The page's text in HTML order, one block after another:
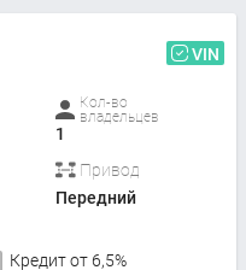
VIN
Кол-во
владельцев
1
Привод
Передний
Кредит от 6,5%